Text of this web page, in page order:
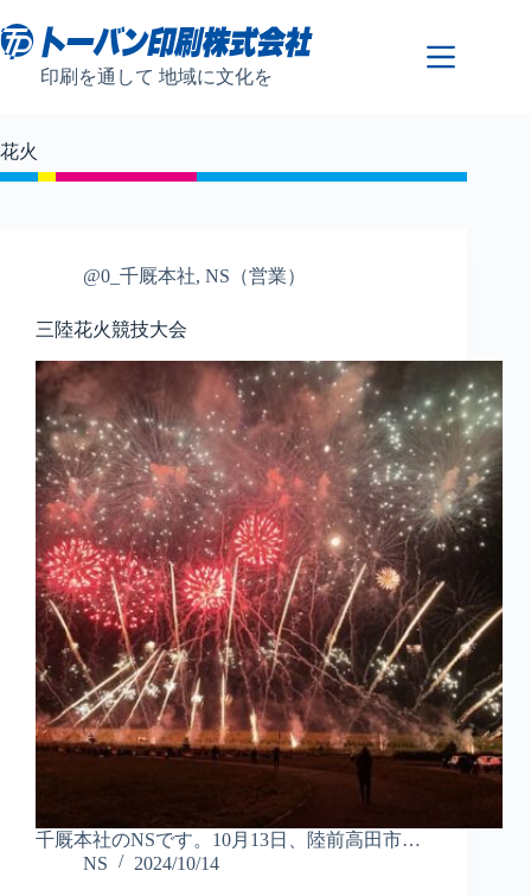
ン
テ
ス
キ
印刷を通して 地域に文化を
花火
@0_千厩本社, NS（営業）
三陸花火競技大会
千厩本社のNSです。10月13日、陸前高田市…
NS
2024/10/14